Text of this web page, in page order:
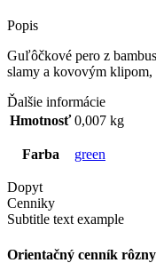
Popis
Guľôčkové pero z
slamy a kovovým klipom,
Ďalšie informácie
Hmotnosť 0,007 kg
Farba green
Dopyt
Cenniky
Subtitle text example
Orientačný cenník